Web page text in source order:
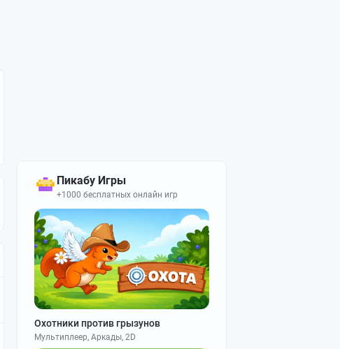
Пикабу Игры
+1000 бесплатных онлайн игр
Охотники против грызунов
Мультиплеер, Аркады, 2D